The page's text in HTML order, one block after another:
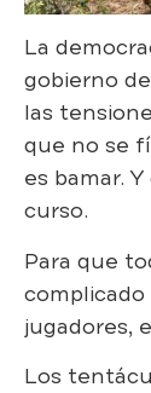
La
gobierno
las
que no se
es bamar.
curso.
Para que
jugadores,
Los